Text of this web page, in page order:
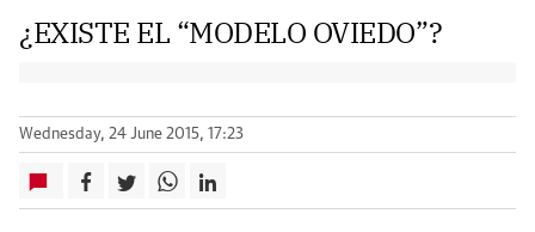
¿EXISTE EL “MODELO OVIEDO”?
Wednesday, 24 June 2015, 17:23